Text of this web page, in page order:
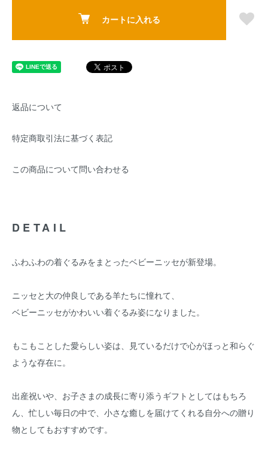
カートに入れる
返品について
特定商取引法に基づく表記
この商品について問い合わせる
DETAIL
ふわふわの着ぐるみをまとったベビーニッセが新登場。
ニッセと大の仲良しである羊たちに憧れて、
ベビーニッセがかわいい着ぐるみ姿になりました。
もこもことした愛らしい姿は、見ているだけで心がほっと和らぐ
ような存在に。
出産祝いや、お子さまの成長に寄り添うギフトとしてはもちろ
ん、忙しい毎日の中で、小さな癒しを届けてくれる自分への贈り
物としてもおすすめです。